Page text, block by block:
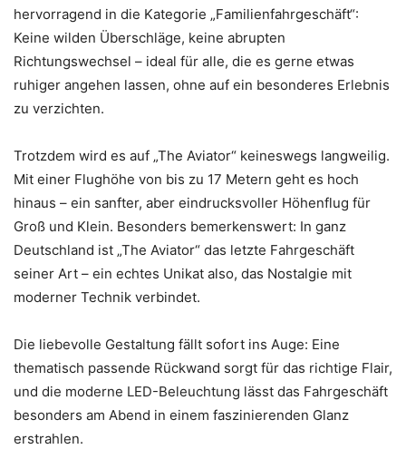
hervorragend in die Kategorie „Familienfahrgeschäft“:
Keine wilden Überschläge, keine abrupten
Richtungswechsel – ideal für alle, die es gerne etwas
ruhiger angehen lassen, ohne auf ein besonderes Erlebnis
zu verzichten.
Trotzdem wird es auf „The Aviator“ keineswegs langweilig.
Mit einer Flughöhe von bis zu 17 Metern geht es hoch
hinaus – ein sanfter, aber eindrucksvoller Höhenflug für
Groß und Klein. Besonders bemerkenswert: In ganz
Deutschland ist „The Aviator“ das letzte Fahrgeschäft
seiner Art – ein echtes Unikat also, das Nostalgie mit
moderner Technik verbindet.
Die liebevolle Gestaltung fällt sofort ins Auge: Eine
thematisch passende Rückwand sorgt für das richtige Flair,
und die moderne LED-Beleuchtung lässt das Fahrgeschäft
besonders am Abend in einem faszinierenden Glanz
erstrahlen.